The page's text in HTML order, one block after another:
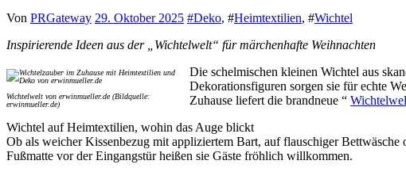
Von PRGateway 29. Oktober 2025 #Deko, #Heimtextilien, #Wichtel
Inspirierende Ideen aus der „Wichtelwelt“ für märchenhafte Weihnachten
Wichtelwelt von erwinmueller.de (Bildquelle:
erwinmueller.de)
Die schelmischen kleinen Wichtel aus
Dekorationsfiguren sorgen sie für echte
Zuhause liefert die brandneue “
Wichtel auf Heimtextilien, wohin das Auge blickt
Ob als weicher Kissenbezug mit appliziertem Bart, auf flauschiger
Fußmatte vor der Eingangstür heißen sie Gäste fröhlich willkommen.